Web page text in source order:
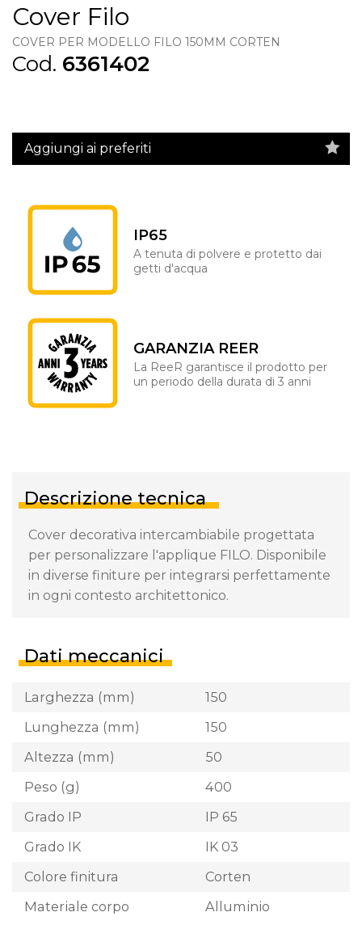
Cover Filo
COVER PER MODELLO FILO 150MM CORTEN
Cod. 6361402
Aggiungi ai preferiti
IP65
A tenuta di polvere e protetto dai
getti d'acqua
GARANZIA REER
La ReeR garantisce il prodotto per
un periodo della durata di 3 anni
Descrizione tecnica
Cover decorativa intercambiabile progettata
per personalizzare l'applique FILO. Disponibile
in diverse finiture per integrarsi perfettamente
in ogni contesto architettonico.
Dati meccanici
Larghezza (mm)
150
Lunghezza (mm)
150
Altezza (mm)
50
Peso (g)
400
Grado IP
IP 65
Grado IK
IK 03
Colore finitura
Corten
Materiale corpo
Alluminio